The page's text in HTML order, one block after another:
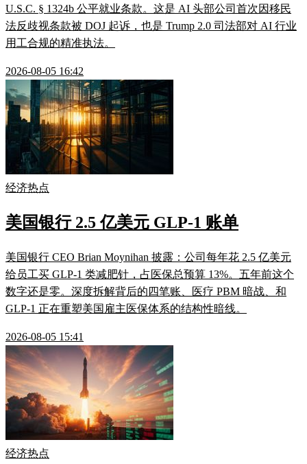
U.S.C. § 1324b 公平就业条款。这是 AI 头部公司首次因移民
法反歧视条款被 DOJ 起诉，也是 Trump 2.0 司法部对 AI 行业
用工合规的精准执法。
2026-08-05 16:42
经济热点
美国银行 2.5 亿美元 GLP-1 账单
美国银行 CEO Brian Moynihan 披露：公司每年花 2.5 亿美元
给员工买 GLP-1 类减肥针，占医保总预算 13%。五年前这个
数字还是零。深度拆解背后的四笔账、医疗 PBM 暗战、和
GLP-1 正在重塑美国雇主医保体系的结构性暗线。
2026-08-05 15:41
经济热点